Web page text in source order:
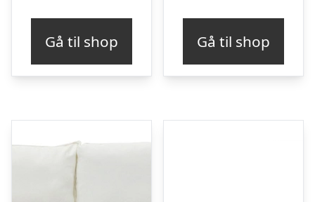
Gå til shop Gå til shop